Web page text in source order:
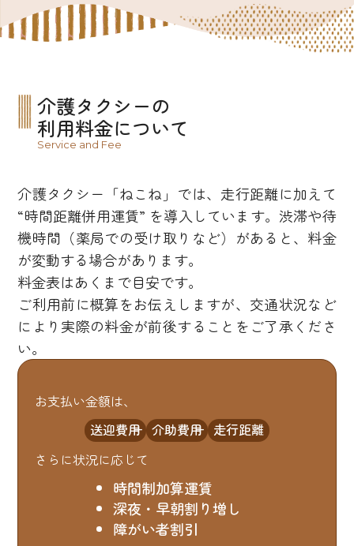
介護タクシーの
利用料金について
Service and Fee
介護タクシー「ねこね」では、走行距離に加えて
“時間距離併用運賃” を導入しています。渋滞や待
機時間（薬局での受け取りなど）があると、料金
が変動する場合があります。
料金表はあくまで目安です。
ご利用前に概算をお伝えしますが、交通状況など
により実際の料金が前後することをご了承くださ
い。
お支払い金額は、
送迎費用 介助費用
走行距離
さらに状況に応じて
時間制加算運賃
深夜・早朝割り増し
障がい者割引